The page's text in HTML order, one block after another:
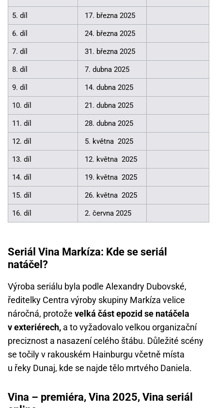
5. díl 17. března 2025
6. díl 24. března 2025
7. díl 31. března 2025
8. díl 7. dubna 2025
9. díl 14. dubna 2025
10. díl 21. dubna 2025
11. díl 28. dubna 2025
12. díl 5. května 2025
13. díl 12. května 2025
14. díl 19. května 2025
15. díl 26. května 2025
16. díl 2. června 2025
Seriál Vina Markíza: Kde se seriál
natáčel?
Výroba seriálu byla podle Alexandry Dubovské,
ředitelky Centra výroby skupiny Markíza velice
náročná, protože velká část epozid se natáčela
v exteriérech, a to vyžadovalo velkou organizační
preciznost a nasazení celého štábu. Důležité scény
se točily v rakouském Hainburgu včetně místa
u řeky Dunaj, kde se najde tělo mrtvého Daniela.
Vina – premiéra, Vina 2025, Vina seriál